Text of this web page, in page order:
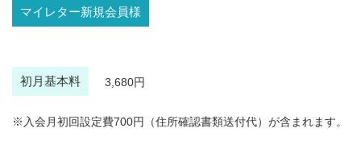
マイレター新規会員様
初月基本料 3,680円
※入会月初回設定費700円（住所確認書類送付代）が含まれます。